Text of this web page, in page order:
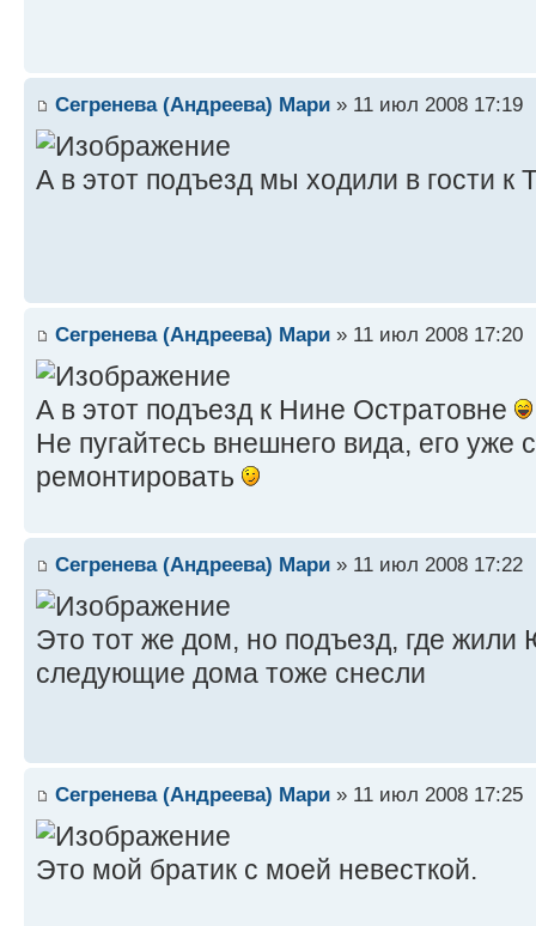
Сегренева (Андреева) Мари » 11 июл 2008 17:19
А в этот подъезд мы ходили в гости
Сегренева (Андреева) Мари » 11 июл 2008 17:20
А в этот подъезд к Нине Остратовне
Не пугайтесь внешнего вида, его уже
ремонтировать
Сегренева (Андреева) Мари » 11 июл 2008 17:22
Это тот же дом, но подъезд, где
следующие дома тоже снесли
Сегренева (Андреева) Мари » 11 июл 2008 17:25
Это мой братик с моей невесткой.